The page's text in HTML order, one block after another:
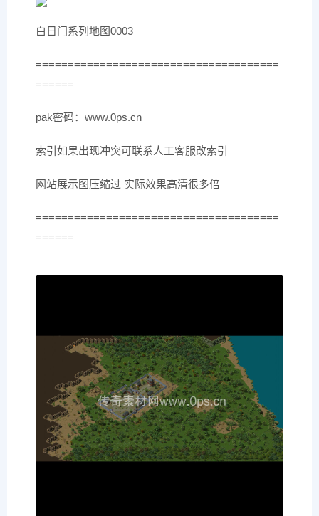
白日门系列地图0003
======================================
======
pak密码：www.0ps.cn
索引如果出现冲突可联系人工客服改索引
网站展示图压缩过 实际效果高清很多倍
======================================
======